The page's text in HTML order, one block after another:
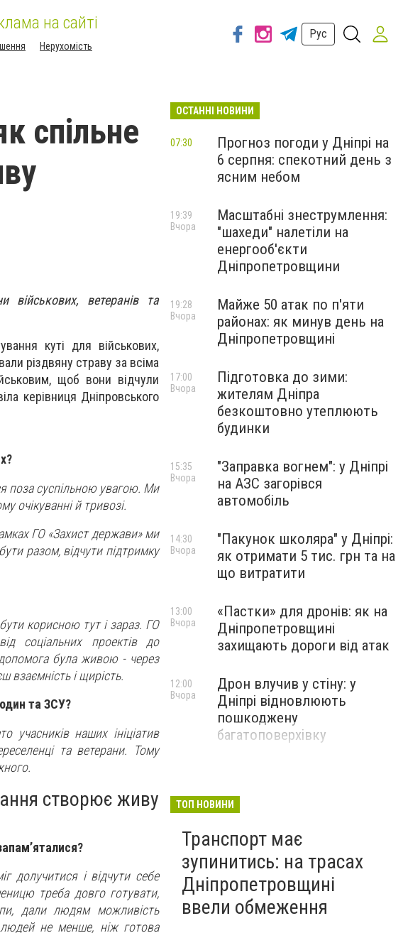
на сайті
Нерухомість
Рус
спільне
військових, ветеранів та
куті для військових,
різдвяну страву за всіма
щоб вони відчули
керівниця Дніпровського
поза суспільною увагою. Ми
очікуванні й тривозі.
ГО «Захист держави» ми
разом, відчути підтримку
корисною тут і зараз. ГО
соціальних проектів до
була живою - через
взаємність і щирість.
та ЗСУ?
учасників наших ініціатив
та ветерани. Тому
створює живу
долучитися і відчути себе
треба довго готувати,
дали людям можливість
людей не менше, ніж готова
ОСТАННІ НОВИНИ
Прогноз погоди у Дніпрі на
6 серпня: спекотний день з
ясним небом
07:30
Масштабні знеструмлення:
"шахеди" налетіли на
енергооб'єкти
Дніпропетровщини
19:39
Вчора
Майже 50 атак по п'яти
районах: як минув день на
Дніпропетровщині
19:28
Вчора
Підготовка до зими:
жителям Дніпра
безкоштовно утеплюють
будинки
17:00
Вчора
"Заправка вогнем": у Дніпрі
на АЗС загорівся
автомобіль
15:35
Вчора
"Пакунок школяра" у Дніпрі:
як отримати 5 тис. грн та на
що витратити
14:30
Вчора
«Пастки» для дронів: як на
Дніпропетровщині
захищають дороги від атак
13:00
Вчора
Дрон влучив у стіну: у
Дніпрі відновлюють
пошкоджену
багатоповерхівку
12:00
Вчора
ТОП НОВИНИ
Транспорт має
зупинитись: на трасах
Дніпропетровщині
ввели обмеження